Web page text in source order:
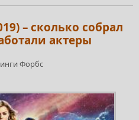
– сколько собрал
актеры
Форбс